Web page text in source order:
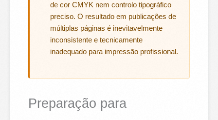
de cor CMYK nem controlo tipográfico
preciso. O resultado em publicações de
múltiplas páginas é inevitavelmente
inconsistente e tecnicamente
inadequado para impressão profissional.
Preparação para